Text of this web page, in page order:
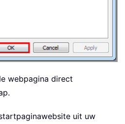
webpagina direct
uit uw